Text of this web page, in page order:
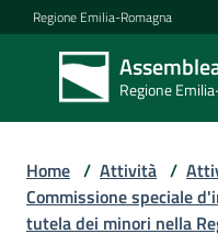
Vai al contenuto
Vai alla navigazione
Vai al footer
Regione Emilia-Romagna
Regione
Assemblea
legislativa
Regione Emilia-
Home / Attività /
Commissione speciale
tutela dei minori nella